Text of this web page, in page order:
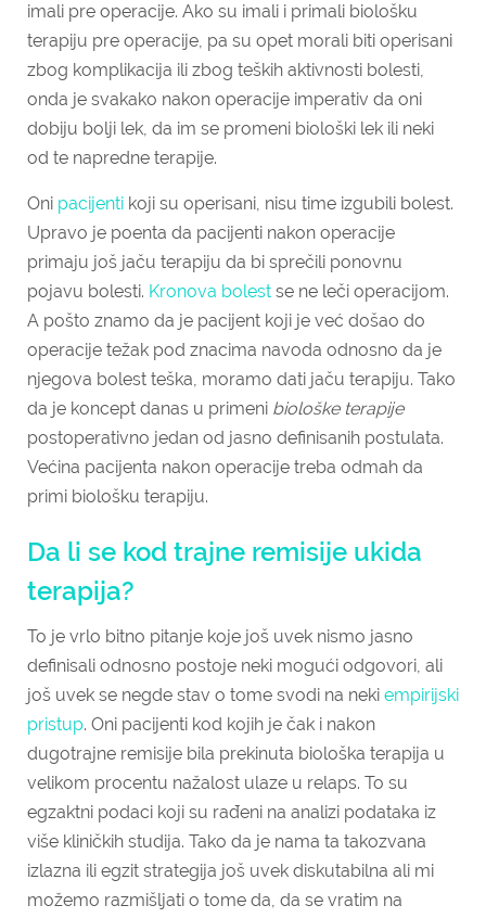
imali pre operacije. Ako su imali i primali biološku
terapiju pre operacije, pa su opet morali biti operisani
zbog komplikacija ili zbog teških aktivnosti bolesti,
onda je svakako nakon operacije imperativ da oni
dobiju bolji lek, da im se promeni biološki lek ili neki
od te napredne terapije.
Oni pacijenti koji su operisani, nisu time izgubili bolest.
Upravo je poenta da pacijenti nakon operacije
primaju još jaču terapiju da bi sprečili ponovnu
pojavu bolesti. Kronova bolest se ne leči operacijom.
A pošto znamo da je pacijent koji je već došao do
operacije težak pod znacima navoda odnosno da je
njegova bolest teška, moramo dati jaču terapiju. Tako
da je koncept danas u primeni biološke terapije
postoperativno jedan od jasno definisanih postulata.
Većina pacijenta nakon operacije treba odmah da
primi biološku terapiju.
Da li se kod trajne remisije ukida
terapija?
To je vrlo bitno pitanje koje još uvek nismo jasno
definisali odnosno postoje neki mogući odgovori, ali
još uvek se negde stav o tome svodi na neki empirijski
pristup. Oni pacijenti kod kojih je čak i nakon
dugotrajne remisije bila prekinuta biološka terapija u
velikom procentu nažalost ulaze u relaps. To su
egzaktni podaci koji su rađeni na analizi podataka iz
više kliničkih studija. Tako da je nama ta takozvana
izlazna ili egzit strategija još uvek diskutabilna ali mi
možemo razmišljati o tome da, da se vratim na